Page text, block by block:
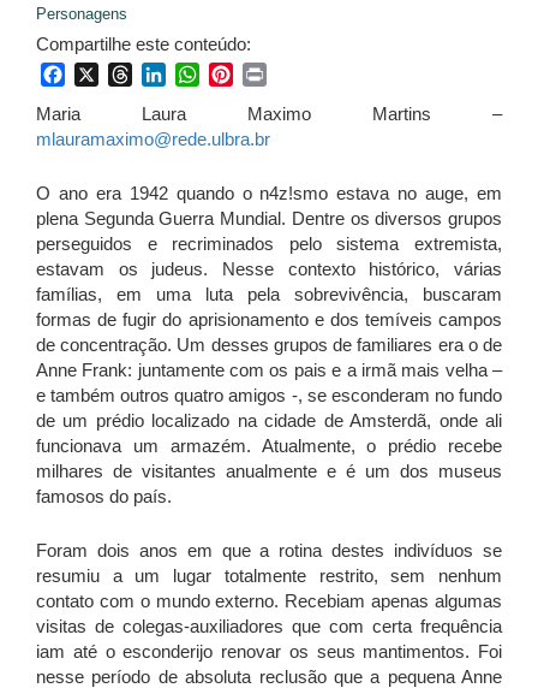
Personagens
Compartilhe este conteúdo:
FacebookThreadsLinkedInWhatsApp
Pinterest
Maria Laura Maximo Martins –
mlauramaximo@rede.ulbra.br
O ano era 1942 quando o n4z!smo estava no auge, em
plena Segunda Guerra Mundial. Dentre os diversos grupos
perseguidos e recriminados pelo sistema extremista,
estavam os judeus. Nesse contexto histórico, várias
famílias, em uma luta pela sobrevivência, buscaram
formas de fugir do aprisionamento e dos temíveis campos
de concentração. Um desses grupos de familiares era o de
Anne Frank: juntamente com os pais e a irmã mais velha –
e também outros quatro amigos -, se esconderam no fundo
de um prédio localizado na cidade de Amsterdã, onde ali
funcionava um armazém. Atualmente, o prédio recebe
milhares de visitantes anualmente e é um dos museus
famosos do país.
Foram dois anos em que a rotina destes indivíduos se
resumiu a um lugar totalmente restrito, sem nenhum
contato com o mundo externo. Recebiam apenas algumas
visitas de colegas-auxiliadores que com certa frequência
iam até o esconderijo renovar os seus mantimentos. Foi
nesse período de absoluta reclusão que a pequena Anne